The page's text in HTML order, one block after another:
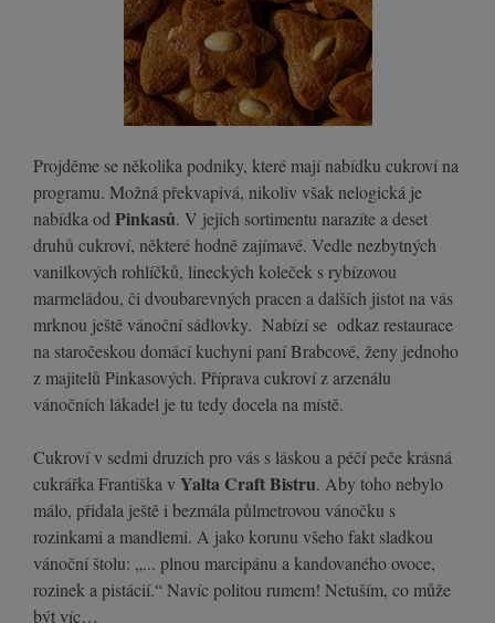
Projděme se několika podniky, které mají nabídku cukroví na
programu. Možná překvapivá, nikoliv však nelogická je
nabídka odPinkasů. V jejich sortimentu narazíte a deset
druhů cukroví, některé hodně zajímavé. Vedle nezbytných
vanilkových rohlíčků, lineckých koleček s rybízovou
marmeládou, či dvoubarevných pracen a dalších jistot na vás
mrknou ještě vánoční sádlovky. Nabízí se odkaz restaurace
na staročeskou domácí kuchyni paní Brabcové, ženy jednoho
z majitelů Pinkasových. Příprava cukroví z arzenálu
vánočních lákadel je tu tedy docela na místě.
Cukroví v sedmi druzích pro vás s láskou a péčí peče krásná
cukrářka Františka vYalta Craft Bistru. Aby toho nebylo
málo, přidala ještě i bezmála půlmetrovou vánočku s
rozinkami a mandlemi. A jako korunu všeho fakt sladkou
vánoční štolu: „... plnou marcipánu a kandovaného ovoce,
rozinek a pistácií.“ Navíc politou rumem! Netuším, co může
být víc…